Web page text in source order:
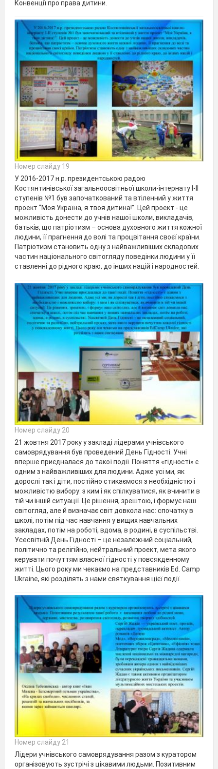
Конвенції про права дитини.
Номер слайду 19
У 2016-2017 н.р. президентською радою
Костянтинівської загальноосвітньої школи-інтернату І-ІІ
ступенів №1 був започаткований та втіленний у життя
проект “Моя Україна, я твоя дитина!”. Цей проект - це
можливість донести до учнів нашої школи, викладачів,
батьків, що патріотизм – основа духовного життя кожної
людини, її прагнення до волі та процвітання своєї країни.
Патріотизм становить одну з найважливіших складових
частин національного світогляду поведінки людини у її
ставленні до рідного краю, до інших націй і народностей.
Номер слайду 20
21 жовтня 2017 року у закладі лідерами учнівського
самоврядування був проведений День Гідності. Учні
вперше приєдналася до такої події. Поняття «гідності» є
одним з найважливіших для людини. Адже усі ми, як
дорослі так і діти, постійно стикаємося з необхідністю і
можливістю вибору: з ким і як спілкуватися, як вчинити в
тій чи іншій ситуації. Це рішення, зрештою, і формує наш
світогляд, але й визначає світ довкола нас: спочатку в
школі, потім під час навчання у вищих навчальних
закладах, потім на роботі, вдома, в родині, в суспільстві.
Усесвітній День Гідності – це незалежний соціальний,
політично та релігійно, нейтральний проект, мета якого
керувати почуттям власної гідності у повсякденному
житті. Цього року ми чекаємо на представників Ed. Camp
Ukraine, які розділять з нами святкування цієї події.
Номер слайду 21
Лідери учнівського самоврядування разом з куратором
організовують зустрічі з цікавими людьми. Позитивним